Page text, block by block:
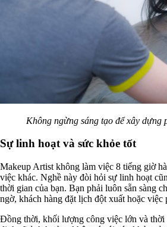
Không ngừng sáng tạo để xây dựng
Sự linh hoạt và sức khỏe tốt
Makeup Artist không làm việc 8 tiếng giờ
việc khác. Nghề này đòi hỏi sự linh hoạt
thời gian của bạn. Bạn phải luôn sẵn sàng
ngờ, khách hàng đặt lịch đột xuất hoặc việc
Đồng thời, khối lượng công việc lớn và thời